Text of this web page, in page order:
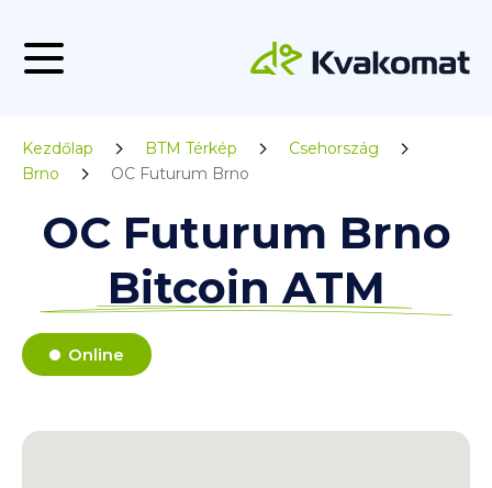
Kezdőlap BTM Térkép
Csehország
Brno
OC Futurum Brno
OC Futurum Brno
Bitcoin ATM
Online